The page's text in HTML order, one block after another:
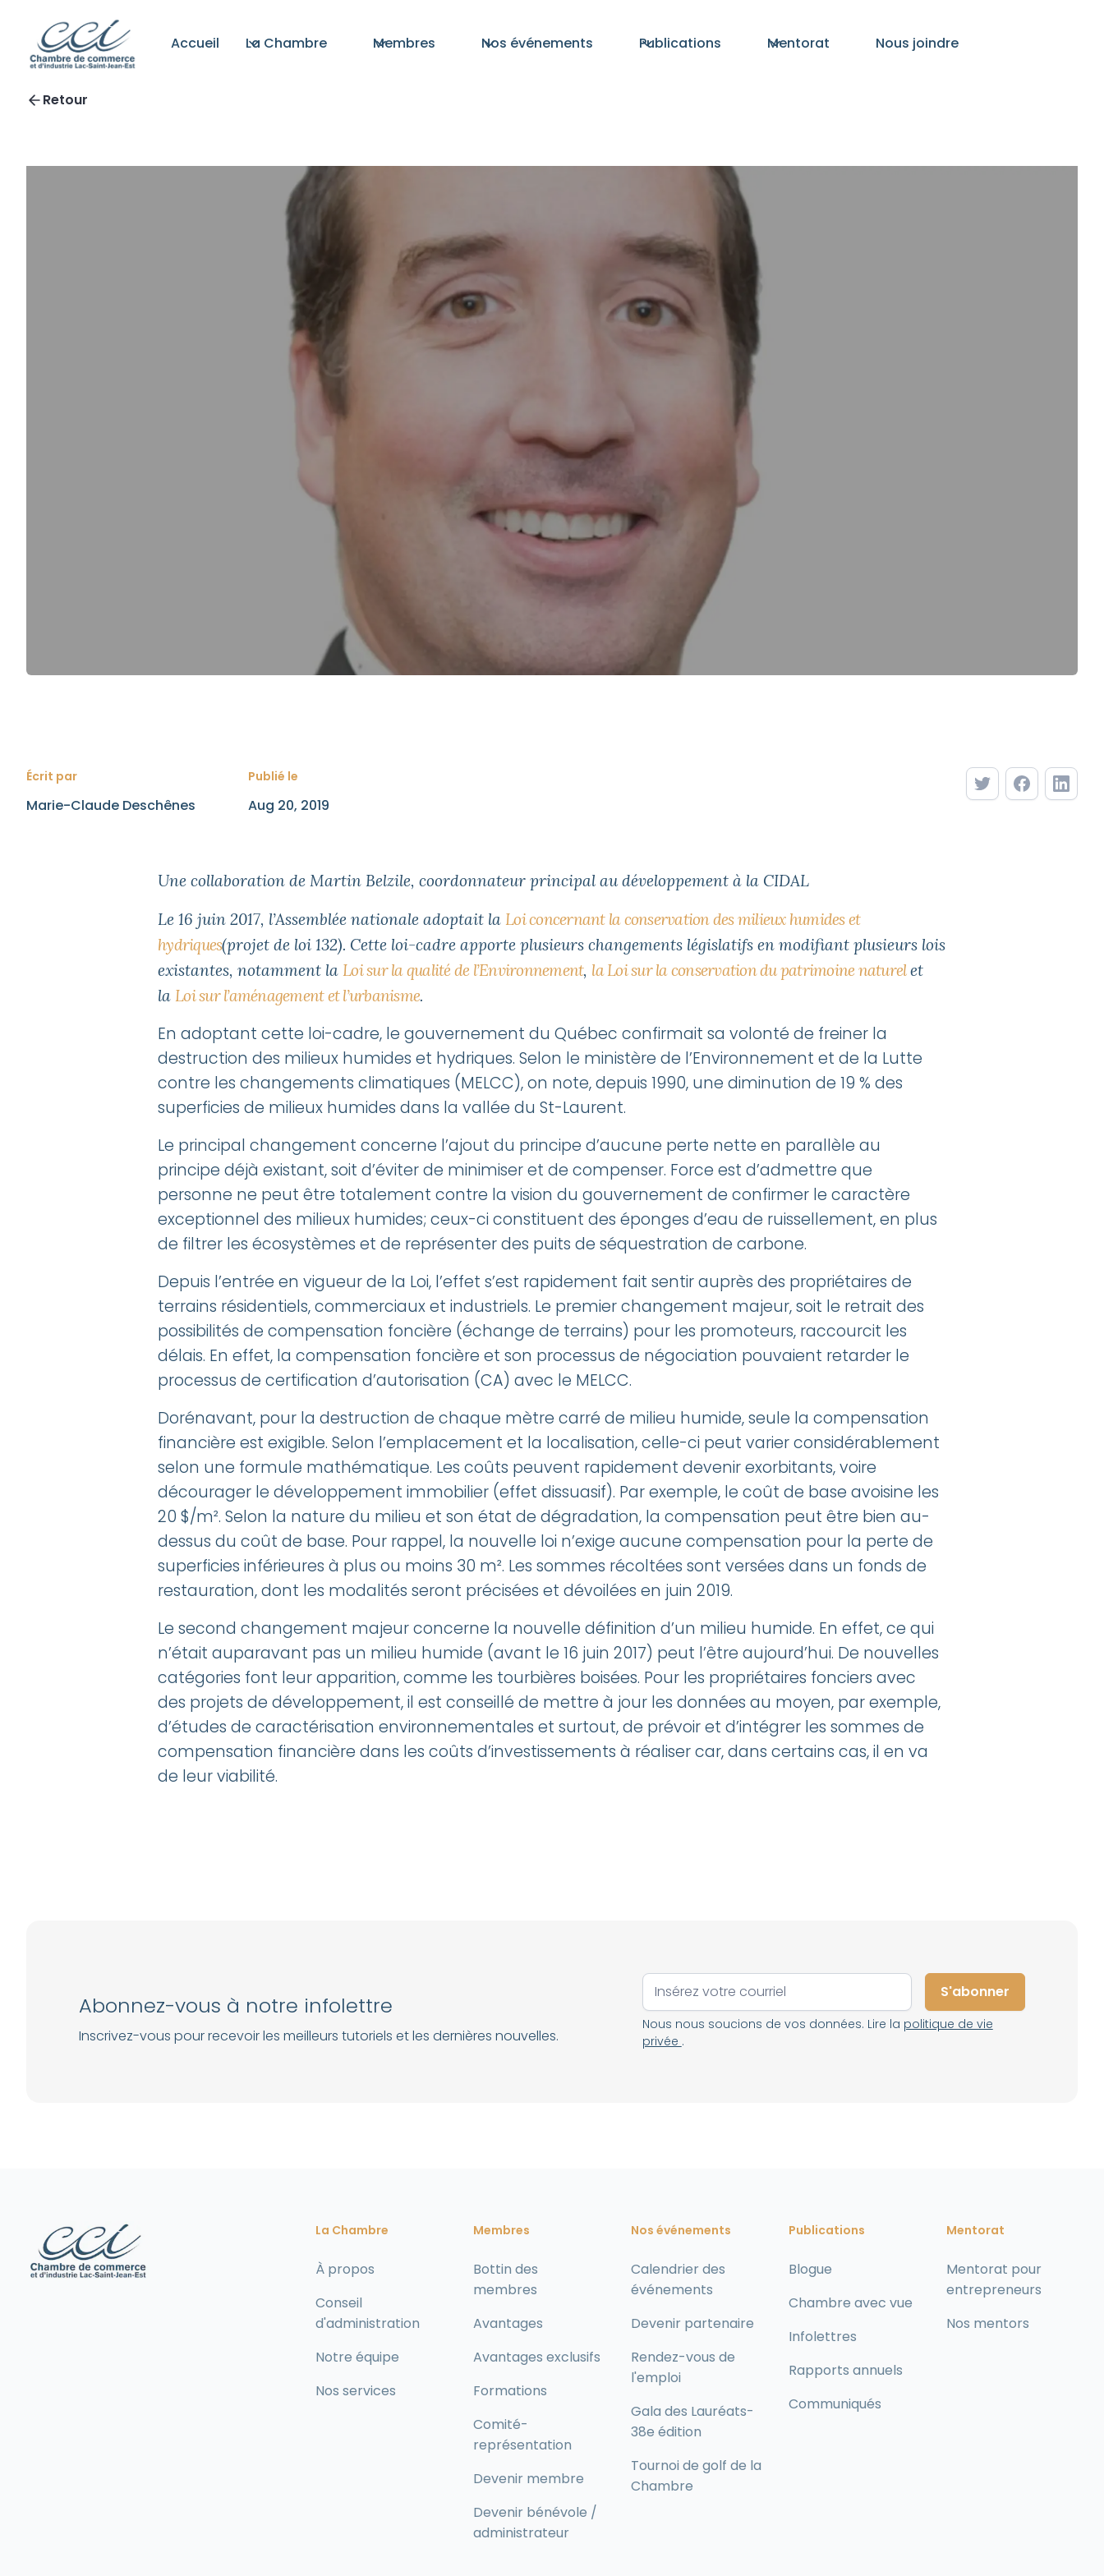
Accueil La Chambre Membres Nos événements Publications Mentorat Nous joindre
Retour
Milieux humides et
la conservation des milieux humides et hydriques(projet de loi
132). Cette loi-cadre apporte plusieurs changements législatifs
en modifiant plusieurs lois existantes, notamment la Loi sur la
qualité de l’Environnement, la Loi sur la conservation du
patrimoine naturel et la Loi sur l’aménagement et l’urbanisme.
Écrit par
Marie-Claude Deschênes
Publié le
Aug 20, 2019
Une collaboration de Martin Belzile, coordonnateur principal au développement à la CIDAL
Le 16 juin 2017, l’Assemblée nationale adoptait la Loi concernant la conservation des milieux humides et
hydriques(projet de loi 132). Cette loi-cadre apporte plusieurs changements législatifs en modifiant plusieurs lois
existantes, notamment la Loi sur la qualité de l’Environnement, la Loi sur la conservation du patrimoine naturelet
la Loi sur l’aménagement et l’urbanisme.
En adoptant cette loi-cadre, le gouvernement du Québec confirmait sa volonté de freiner la
destruction des milieux humides et hydriques. Selon le ministère de l’Environnement et de la Lutte
contre les changements climatiques (MELCC), on note, depuis 1990, une diminution de 19 % des
superficies de milieux humides dans la vallée du St-Laurent.
Le principal changement concerne l’ajout du principe d’aucune perte nette en parallèle au
principe déjà existant, soit d’éviter de minimiser et de compenser. Force est d’admettre que
personne ne peut être totalement contre la vision du gouvernement de confirmer le caractère
exceptionnel des milieux humides; ceux-ci constituent des éponges d’eau de ruissellement, en plus
de filtrer les écosystèmes et de représenter des puits de séquestration de carbone.
Depuis l’entrée en vigueur de la Loi, l’effet s’est rapidement fait sentir auprès des propriétaires de
terrains résidentiels, commerciaux et industriels. Le premier changement majeur, soit le retrait des
possibilités de compensation foncière (échange de terrains) pour les promoteurs, raccourcit les
délais. En effet, la compensation foncière et son processus de négociation pouvaient retarder le
processus de certification d’autorisation (CA) avec le MELCC.
Dorénavant, pour la destruction de chaque mètre carré de milieu humide, seule la compensation
financière est exigible. Selon l’emplacement et la localisation, celle-ci peut varier considérablement
selon une formule mathématique. Les coûts peuvent rapidement devenir exorbitants, voire
décourager le développement immobilier (effet dissuasif). Par exemple, le coût de base avoisine les
20 $/m². Selon la nature du milieu et son état de dégradation, la compensation peut être bien au-
dessus du coût de base. Pour rappel, la nouvelle loi n’exige aucune compensation pour la perte de
superficies inférieures à plus ou moins 30 m². Les sommes récoltées sont versées dans un fonds de
restauration, dont les modalités seront précisées et dévoilées en juin 2019.
Le second changement majeur concerne la nouvelle définition d’un milieu humide. En effet, ce qui
n’était auparavant pas un milieu humide (avant le 16 juin 2017) peut l’être aujourd’hui. De nouvelles
catégories font leur apparition, comme les tourbières boisées. Pour les propriétaires fonciers avec
des projets de développement, il est conseillé de mettre à jour les données au moyen, par exemple,
d’études de caractérisation environnementales et surtout, de prévoir et d’intégrer les sommes de
compensation financière dans les coûts d’investissements à réaliser car, dans certains cas, il en va
de leur viabilité.
Abonnez-vous à notre infolettre
Inscrivez-vous pour recevoir les meilleurs tutoriels et les dernières nouvelles.
Nous nous soucions de vos données. Lire la politique de vie
privée .
La Chambre
À propos
Conseil
d'administration
Notre équipe
Nos services
Membres
Bottin des
membres
Avantages
Avantages exclusifs
Formations
Comité-
représentation
Devenir membre
Devenir bénévole /
administrateur
Nos événements
Calendrier des
événements
Devenir partenaire
Rendez-vous de
l'emploi
Gala des Lauréats-
38e édition
Tournoi de golf de la
Chambre
Publications
Blogue
Chambre avec vue
Infolettres
Rapports annuels
Communiqués
Mentorat
Mentorat pour
entrepreneurs
Nos mentors